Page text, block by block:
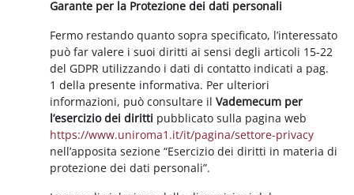
Garante per la Protezione dei dati personali
Fermo restando quanto sopra specificato, l’interessato
può far valere i suoi diritti ai sensi degli articoli 15-22
del GDPR utilizzando i dati di contatto indicati a pag.
1 della presente informativa. Per ulteriori
informazioni, può consultare ilVademecum per
l’esercizio dei diritti pubblicato sulla pagina web
https://www.uniroma1.it/it/pagina/settore-privacy
nell’apposita sezione “Esercizio dei diritti in materia di
protezione dei dati personali”.